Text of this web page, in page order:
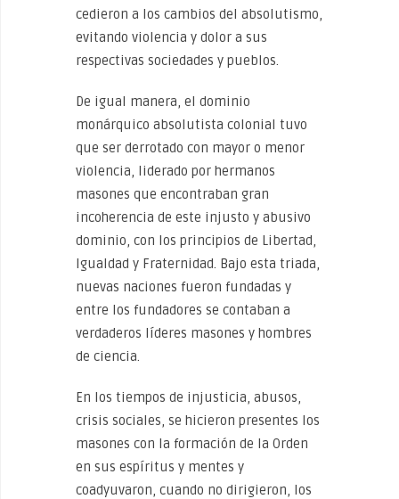
cedieron a los cambios del absolutismo,
evitando violencia y dolor a sus
respectivas sociedades y pueblos.
De igual manera, el dominio
monárquico absolutista colonial tuvo
que ser derrotado con mayor o menor
violencia, liderado por hermanos
masones que encontraban gran
incoherencia de este injusto y abusivo
dominio, con los principios de Libertad,
Igualdad y Fraternidad. Bajo esta triada,
nuevas naciones fueron fundadas y
entre los fundadores se contaban a
verdaderos líderes masones y hombres
de ciencia.
En los tiempos de injusticia, abusos,
crisis sociales, se hicieron presentes los
masones con la formación de la Orden
en sus espíritus y mentes y
coadyuvaron, cuando no dirigieron, los